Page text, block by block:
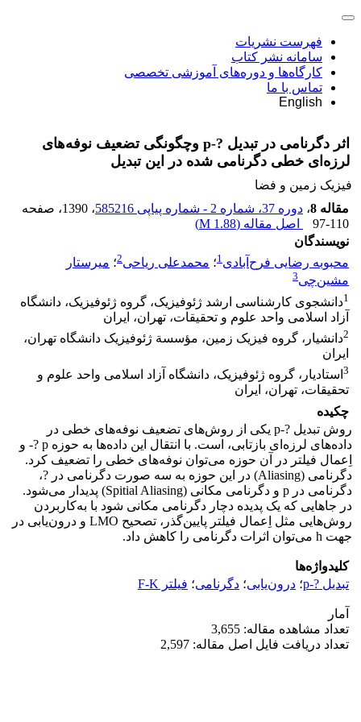
فهرست نشریات
سامانه نشر کتاب
کارگاه‌ها و دوره‌های آموزشی تخصصی
تماس با ما
English
اثر دگرنامی در تبدیل ?-p وچگونگی تضعیف نوفه‌‌های
لرزه‌‌‌ای خطی دگرنامی شده در این تبدیل
فیزیک زمین و فضا
مقاله 8
، دوره 37، شماره 2 - شماره پیاپی 585216 ، 1390
، صفحه
97-110
اصل مقاله (1.88 M
)
نویسندگان
محبوبه رضایی فرح‌‌آبادی1؛ محمد‌‌علی ریاحی2؛ میرستار
مشین‌‌چی3
1دانشجوی کارشناسی ارشد ژئوفیزیک، گروه ژئوفیزیک، دانشگاه
آزاد اسلامی واحد علوم و تحقیقات، تهران، ایران
2دانشیار، گروه فیزیک زمین، مؤسسة ژئوفیزیک دانشگاه تهران،
ایران
3 استادیار، گروه ژئوفیزیک، دانشگاه آزاد اسلامی واحد علوم و
تحقیقات، تهران، ایران
چکیده
روش تبدیل ?-p یکی از روش‌های تضعیف نوفه‌‌های خطی در
داده‌های لرزه‌‌‌ای بازتابی، است. با انتقال این داده‌‌ها به حوزه p ?- و
اِعمال فیلتر در آن حوزه می‌‌توان نوفه‌های خطی را تضعیف کرد.
دگرنامی (Aliasing) در این حوزه به سه صورت دگرنامی در ?،
دگرنامی در p و دگرنامی مکانی (Spitial Aliasing) پدیدار می‌‌شود.
در جاهایی که یک پدیده دچار دگرنامی مکانی شود با به‌کاربردن
روش‌هایی مثل اِعمال فیلتر پایین‌‌گذر، تصحیح LMO و درون‌یابی در
جهت h می‌‌توان اثرات دگرنامی را کاهش داد.
کلیدواژه‌ها
تبدیل ?-p ؛ درون‌یابی؛ دگرنامی؛ فیلتر F-K
آمار
تعداد مشاهده مقاله: 3,655
تعداد دریافت فایل اصل مقاله: 2,597